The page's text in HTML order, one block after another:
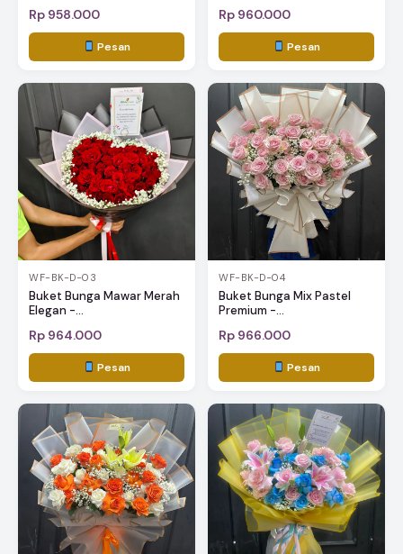
Rp 958.000
Pesan
Rp 960.000
Pesan
WF-BK-D-03
Buket Bunga Mawar Merah
Elegan -...
Rp 964.000
Pesan
WF-BK-D-04
Buket Bunga Mix Pastel
Premium -...
Rp 966.000
Pesan